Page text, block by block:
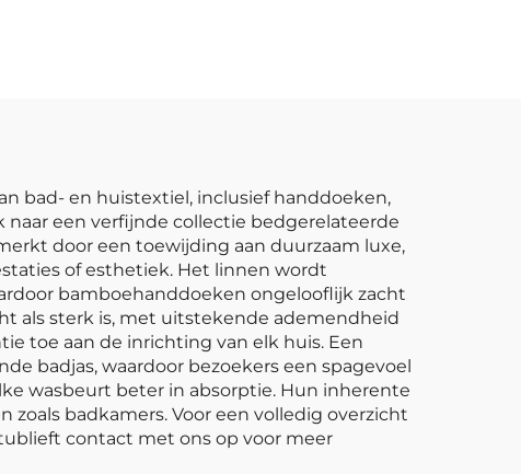
Thuis
bad- en huistextiel, inclusief handdoeken,
een verfijnde collectie bedgerelateerde
door een toewijding aan duurzaam luxe,
of esthetiek. Het linnen wordt
bamboehanddoeken ongelooflijk zacht
als sterk is, met uitstekende ademendheid
toe aan de inrichting van elk huis. Een
badjas, waardoor bezoekers een spagevoel
wasbeurt beter in absorptie. Hun inherente
badkamers. Voor een volledig overzicht
contact met ons op voor meer